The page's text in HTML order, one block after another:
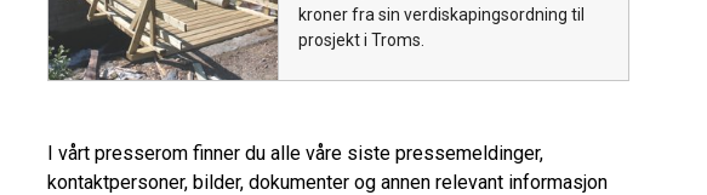
kroner fra sin verdiskapingsordning til
prosjekt i Troms.
I vårt presserom finner du alle våre siste pressemeldinger,
kontaktpersoner, bilder, dokumenter og annen relevant informasjon